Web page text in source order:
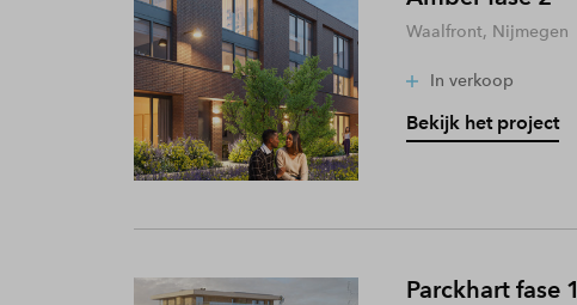
Waalfront, Nijmegen
In verkoop
Bekijk het project
Parckhart fase 1